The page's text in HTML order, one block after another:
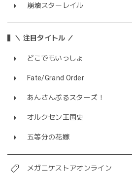
崩壊スターレイル
＼ 注目タイトル ／
どこでもいっしょ
Fate/Grand Order
あんさんぶるスターズ！
オルクセン王国史
五等分の花嫁
メガニケストアオンライン